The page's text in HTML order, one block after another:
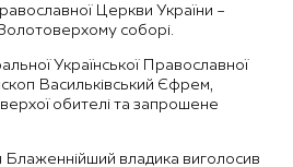
Церкви України –
соборі.
Української Православної
Васильківський Єфрем,
обителі та запрошене
Блаженнійший владика виголосив